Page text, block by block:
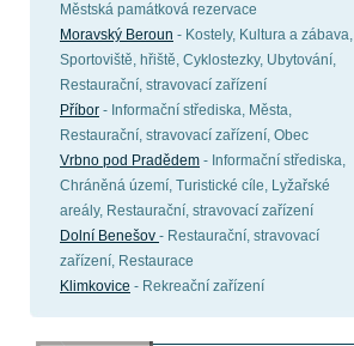
Městská památková rezervace
Moravský Beroun - Kostely, Kultura a zábava,
Sportoviště, hřiště, Cyklostezky, Ubytování,
Restaurační, stravovací zařízení
Příbor - Informační střediska, Města,
Restaurační, stravovací zařízení, Obec
Vrbno pod Pradědem - Informační střediska,
Chráněná území, Turistické cíle, Lyžařské
areály, Restaurační, stravovací zařízení
Dolní Benešov - Restaurační, stravovací
zařízení, Restaurace
Klimkovice - Rekreační zařízení